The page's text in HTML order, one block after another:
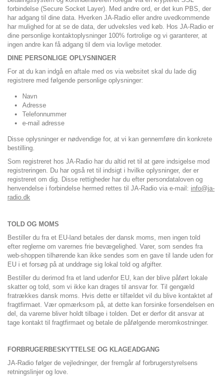
forbindelse (Secure Socket Layer). Med andre ord, er det kun PBS, der
har adgang til dine data. Hverken JA-Radio eller andre uvedkommende
har mulighed for at se de data, der udveksles ved køb. Hos JA-Radio er
dine personlige kontaktoplysninger 100% fortrolige og vi garanterer, at
ingen andre kan få adgang til dem via lovlige metoder.
DINE PERSONLIGE OPLYSNINGER
For at du kan indgå en aftale med os via websitet skal du lade dig
registrere med følgende personlige oplysninger:
Navn
Adresse
Telefonnummer
e-mail adresse
Disse oplysninger er nødvendige for, at vi kan gennemføre din konkrete
bestilling.
Som registreret hos JA-Radio har du altid ret til at gøre indsigelse mod
registreringen. Du har også ret til indsigt i hvilke oplysninger, der er
registreret om dig. Disse rettigheder har du efter persondataloven og
henvendelse i forbindelse hermed rettes til JA-Radio via e-mail: info@ja-
radio.dk
TOLD OG MOMS
Bestiller du fra et EU-land betales der dansk moms, men ingen told
efter reglerne om varernes frie bevægelighed. Varer, som sendes fra
web-shoppen tilhørende kan ikke sendes som en gave til lande uden for
EU i et forsøg på at unddrage sig lokal told og afgifter.
Bestiller du derimod fra et land udenfor EU, kan der blive påført lokale
skatter og told, som vi ikke kan drages til ansvar for. Til gengæld
fratrækkes dansk moms. Hvis dette er tilfældet vil du blive kontaktet af
fragtfirmaet. Vær opmærksom på, at dette kan forsinke forsendelsen en
del, da varerne bliver holdt tilbage i tolden. Det er derfor dit ansvar at
tage kontakt til fragtfirmaet og betale de påfølgende meromkostninger.
FORBRUGERBESKYTTELSE OG KLAGEADGANG
JA-Radio følger de vejledninger, der fremgår af forbrugerstyrelsens
retningslinjer og love.